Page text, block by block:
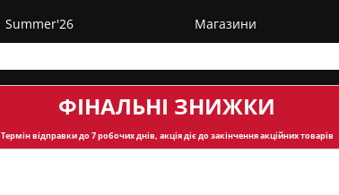
Summer'26 Магазини
ФІНАЛЬНІ ЗНИЖКИ
Термін відправкидо 7 робочих днів, акція діє до закінчення акційних товарів